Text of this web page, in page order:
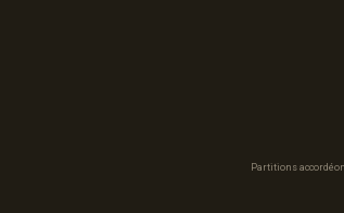
Partitions